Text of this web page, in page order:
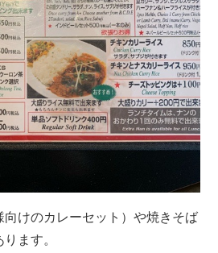
けのカレーセット）や焼きそば
ます。